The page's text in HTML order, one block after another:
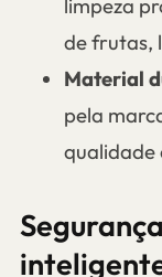
limpeza
de frutas,
Material
pela
qualidade